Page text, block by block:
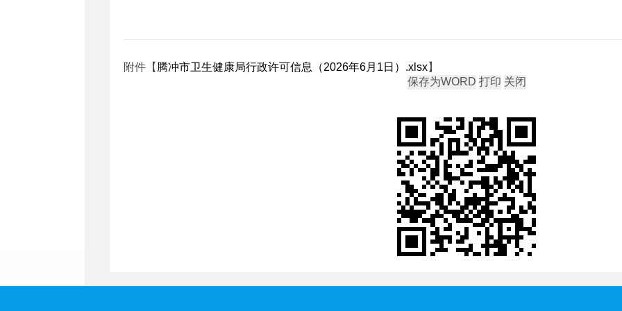
附件【 腾冲市卫生健康局行政许可信息（2026年6月1日）.xlsx】